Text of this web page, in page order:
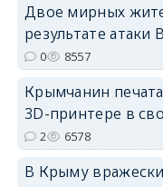
Двое мирных
результате
0 8557
Крымчанин
3D-принтере в
2 6578
В Крыму